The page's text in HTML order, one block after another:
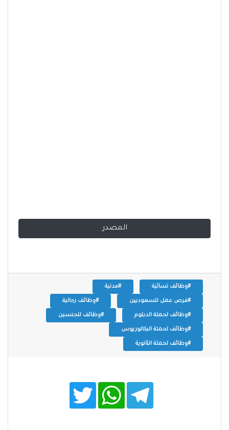
المصدر
#وظائف نسائية #مدنية
#فرص عمل للسعوديين #وظائف رجالية
#وظائف لحملة الدبلوم #وظائف للجنسين
#وظائف لحملة البكالوريوس
#وظائف لحملة الثانوية
T
w
t
W
h
t
T
e